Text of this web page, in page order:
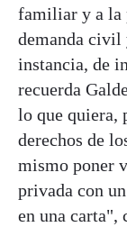
familiar y a la
demanda
instancia, de
recuerda
lo que quiera,
derechos de
mismo poner
privada con
en una carta",